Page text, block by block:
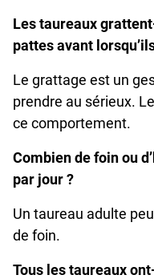
Les taureaux
pattes avant
Le grattage est un
prendre au sérieux.
ce comportement.
Combien de foin ou
par jour ?
Un taureau adulte
de foin.
Tous les taureaux